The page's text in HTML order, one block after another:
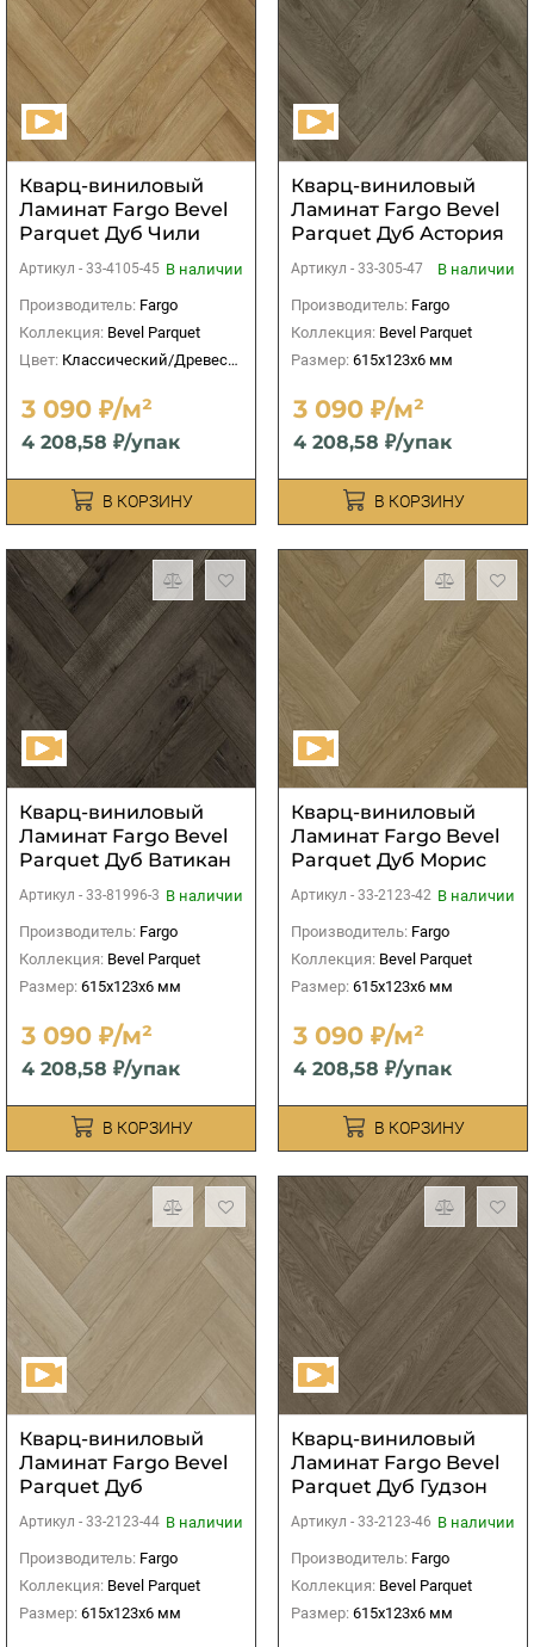
Кварц-виниловый
Ламинат Fargo Bevel
Parquet Дуб Чили
Артикул - 33-4105-45 В наличии
Производитель: Fargo
Коллекция: Bevel Parquet
Цвет: Классический/Древесный
3 090 ₽/м²
4 208,58 ₽/упак
В КОРЗИНУ
Кварц-виниловый
Ламинат Fargo Bevel
Parquet Дуб Астория
Артикул - 33-305-47
В наличии
Производитель: Fargo
Коллекция: Bevel Parquet
Размер: 615x123x6 мм
3 090 ₽/м²
4 208,58 ₽/упак
В КОРЗИНУ
Кварц-виниловый
Ламинат Fargo Bevel
Parquet Дуб Ватикан
Артикул - 33-81996-3 В наличии
Производитель: Fargo
Коллекция: Bevel Parquet
Размер: 615x123x6 мм
3 090 ₽/м²
4 208,58 ₽/упак
В КОРЗИНУ
Кварц-виниловый
Ламинат Fargo Bevel
Parquet Дуб Морис
Артикул - 33-2123-42 В наличии
Производитель: Fargo
Коллекция: Bevel Parquet
Размер: 615x123x6 мм
3 090 ₽/м²
4 208,58 ₽/упак
В КОРЗИНУ
Кварц-виниловый
Ламинат Fargo Bevel
Parquet Дуб
Кремовый
Артикул - 33-2123-44 В наличии
Производитель: Fargo
Коллекция: Bevel Parquet
Размер: 615x123x6 мм
Кварц-виниловый
Ламинат Fargo Bevel
Parquet Дуб Гудзон
Артикул - 33-2123-46 В наличии
Производитель: Fargo
Коллекция: Bevel Parquet
Размер: 615x123x6 мм